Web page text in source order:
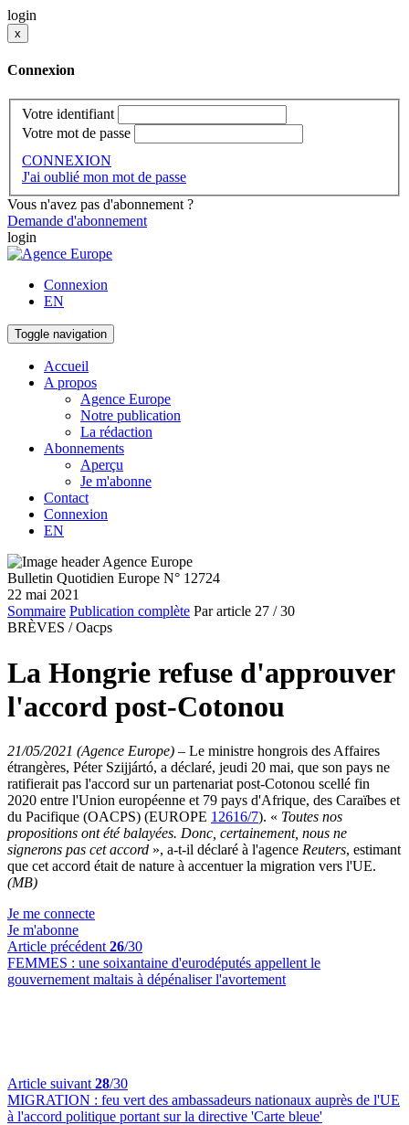
login
x
Connexion
Votre identifiant
Votre mot de passe
CONNEXION
J'ai oublié mon mot de passe
Vous n'avez pas d'abonnement ?
Demande d'abonnement
login
Connexion
EN
Toggle navigation
Accueil
A propos
Agence Europe
Notre publication
La rédaction
Abonnements
Aperçu
Je m'abonne
Contact
Connexion
EN
Bulletin Quotidien Europe N° 12724
22 mai 2021
Sommaire Publication complète Par article 27 / 30
BRÈVES / Oacps
La Hongrie refuse d'approuver
l'accord post-Cotonou
21/05/2021 (Agence Europe) – Le ministre hongrois des Affaires
étrangères, Péter Szijjártó, a déclaré, jeudi 20 mai, que son pays ne
ratifierait pas l'accord sur un partenariat post-Cotonou scellé fin
2020 entre l'Union européenne et 79 pays d'Afrique, des Caraïbes et
du Pacifique (OACPS) (EUROPE 12616/7). « Toutes nos
propositions ont été balayées. Donc, certainement, nous ne
signerons pas cet accord », a-t-il déclaré à l'agence Reuters, estimant
que cet accord était de nature à accentuer la migration vers l'UE.
(MB)
Je me connecte
Je m'abonne
Article précédent 26/30
FEMMES : une soixantaine d'eurodéputés appellent le
gouvernement maltais à dépénaliser l'avortement
Article suivant 28/30
MIGRATION : feu vert des ambassadeurs nationaux auprès de l'UE
à l'accord politique portant sur la directive 'Carte bleue'